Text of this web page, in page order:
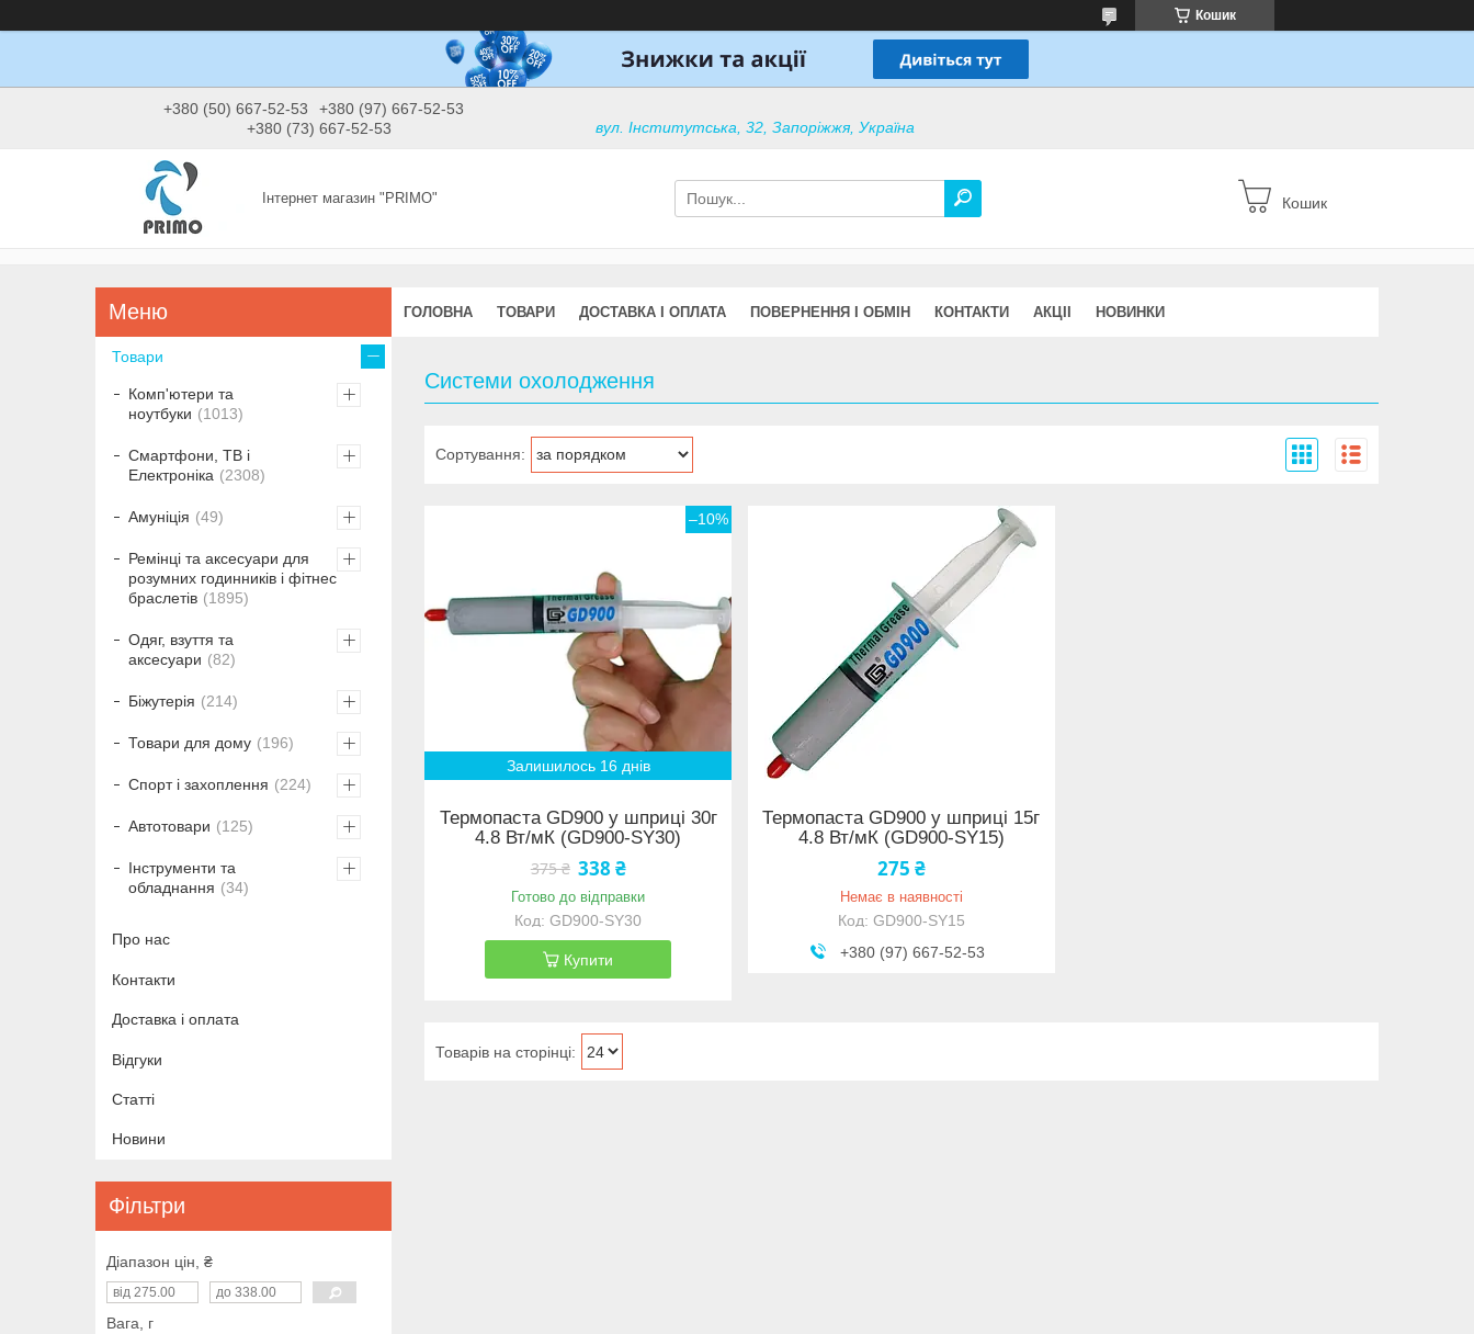
Кошик
+380 (50) 667-52-53
+380 (97) 667-52-53
+380 (73) 667-52-53
вул. Інститутська, 32, Запоріжжя, Україна
Інтернет магазин "PRIMO" Кошик
ГОЛОВНА ТОВАРИ ДОСТАВКА І ОПЛАТА ПОВЕРНЕННЯ І ОБМІН КОНТАКТИ АКЦІІ НОВИНКИ
Системи охолодження
–10%
Залишилось 16 днів
Термопаста GD900 у шприці 30г
4.8 Вт/мК (GD900-SY30)
375 ₴ 338 ₴
Готово до відправки
GD900-SY30
Купити
Термопаста GD900 у шприці 15г
4.8 Вт/мК (GD900-SY15)
275 ₴
Немає в наявності
GD900-SY15
+380 (97) 667-52-53
Товари
Комп'ютери та
ноутбуки
1013
Смартфони, ТВ і
Електроніка
2308
Амуніція 49
Ремінці та аксесуари для
розумних годинників і фітнес
браслетів
1895
Одяг, взуття та
аксесуари
82
Біжутерія 214
Товари для дому 196
Спорт і захоплення 224
Автотовари 125
Інструменти та
обладнання
34
Про нас
Контакти
Доставка і оплата
Відгуки
Статті
Новини
Фільтри
Діапазон цін, ₴
Вага, г